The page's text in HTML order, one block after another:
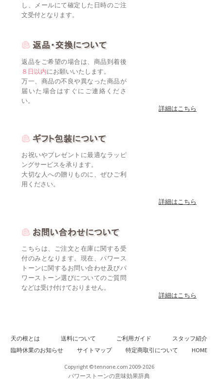
し、メールにて確定した日時のご注
文受付となります。
返品をご希望の場合は、商品到着後
８日以内にお願いいたします。
万一、商品の不良や異なった商品が
届いた場合はすぐにご連絡くださ
い。
詳細はこちら
お祝いやプレゼントに最適なラッピ
ングサービスを承ります。
大切な人への贈りものに、ぜひご利
用ください。
詳細はこちら
こちらは、ご注文と在庫に関する受
付のみとなります。現在、パワース
トーンに関するお問い合わせ及びパ
ワーストーン選びについてのご質問
などは受け付けておりません。
詳細はこちら
天の根とは 送料について ご利用ガイド
スタッフ紹介
臨時休業のお知らせ
サイトマップ 特定商取引について HOME
Copyright © tennone.com 2009-2026
パワーストーンの意味効果辞典